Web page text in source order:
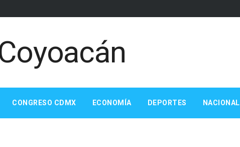
CONGRESO CDMX ECONOMÍA DEPORTES NACIONAL